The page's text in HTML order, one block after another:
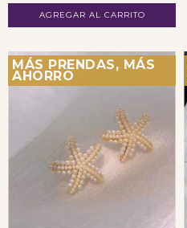
MÁS PRENDAS, MÁS
AHORRO